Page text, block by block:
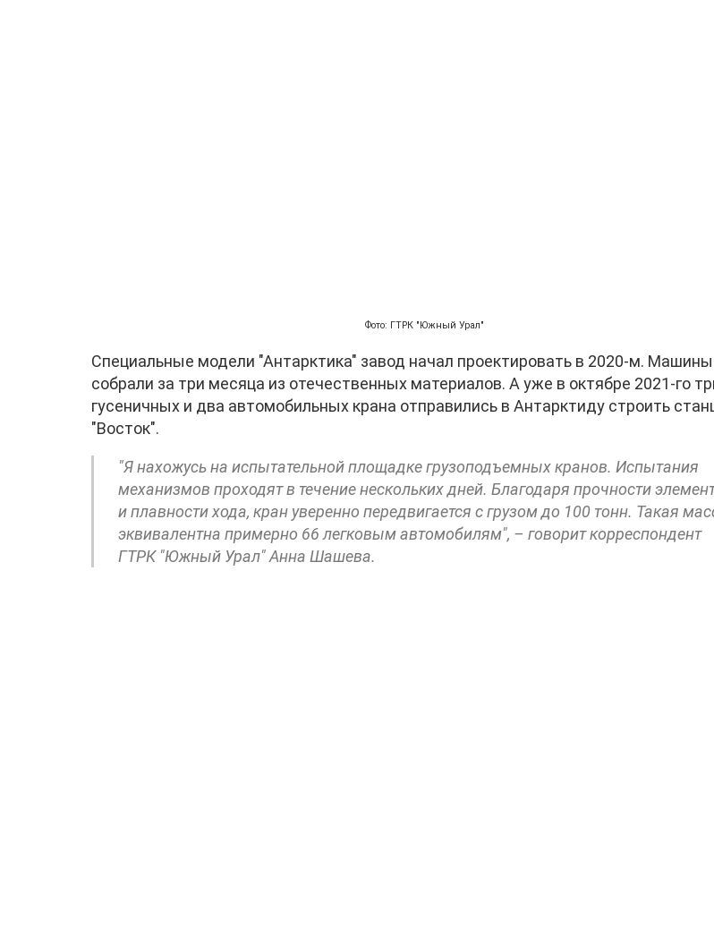
Фото: ГТРК "Южный Урал"
Специальные модели "Антарктика" завод начал проектировать в 2020-м. Машины
собрали за три месяца из отечественных материалов. А уже в октябре 2021-го
гусеничных и два автомобильных крана отправились в Антарктиду строить
"Восток".
"Я нахожусь на испытательной площадке грузоподъемных кранов. Испытания
механизмов проходят в течение нескольких дней. Благодаря прочности
и плавности хода, кран уверенно передвигается с грузом до 100 тонн. Такая
эквивалентна примерно 66 легковым автомобилям", – говорит корреспондент
ГТРК "Южный Урал" Анна Шашева.